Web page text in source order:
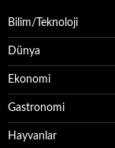
Bilim/Teknoloji
Dünya
Ekonomi
Gastronomi
Hayvanlar